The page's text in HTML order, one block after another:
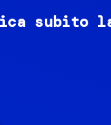
subito